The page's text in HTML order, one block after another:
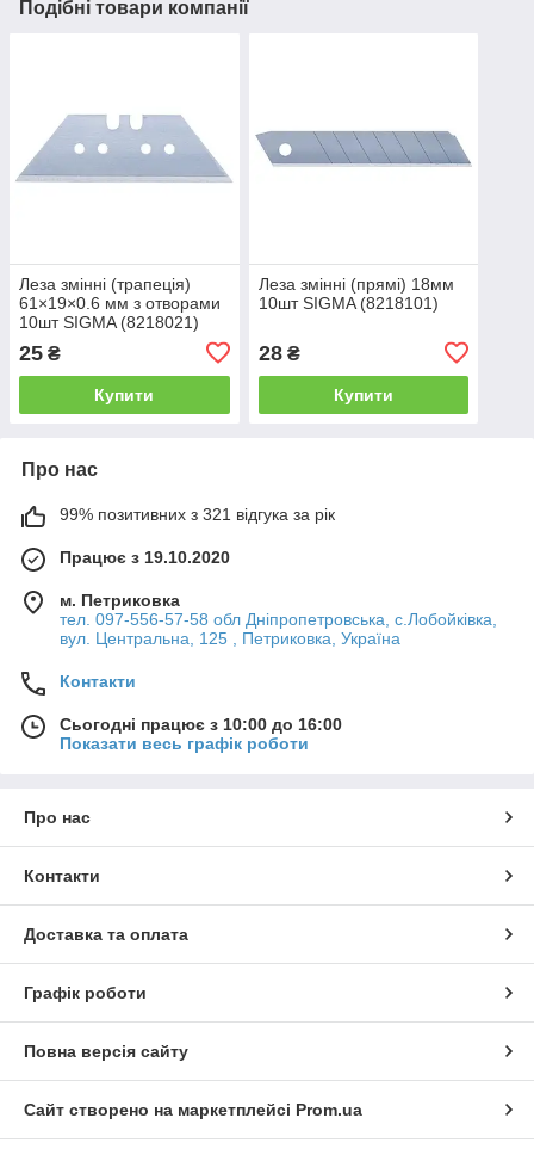
Подібні товари компанії
Леза змінні (трапеція)
61×19×0.6 мм з отворами
10шт SIGMA (8218021)
25 ₴
Купити
Леза змінні (прямі) 18мм
10шт SIGMA (8218101)
28₴
Купити
Про нас
99% позитивних з 321 відгука за рік
Працює з 19.10.2020
м. Петриковка
тел. 097-556-57-58 обл Дніпропетровська, с.Лобойківка,
вул. Центральна, 125 , Петриковка, Україна
Контакти
Сьогодні працює з 10:00 до 16:00
Показати весь графік роботи
Про нас
Контакти
Доставка та оплата
Графік роботи
Повна версія сайту
Сайт створено на маркетплейсі Prom.ua